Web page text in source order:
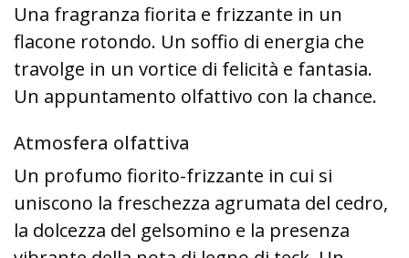
Una fragranza fiorita e frizzante in un
flacone rotondo. Un soffio di energia che
travolge in un vortice di felicità e fantasia.
Un appuntamento olfattivo con la chance.
Atmosfera olfattiva
Un profumo fiorito-frizzante in cui si
uniscono la freschezza agrumata del cedro,
la dolcezza del gelsomino e la presenza